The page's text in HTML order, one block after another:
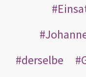
derselbe